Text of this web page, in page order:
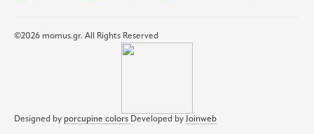
©2026 momus.gr. All Rights Reserved
Designed by porcupine colors Developed by Joinweb